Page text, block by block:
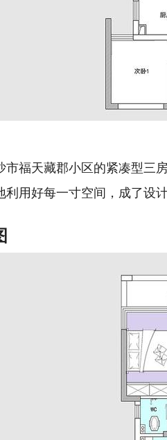
市福天藏郡小区的紧凑型三
利用好每一寸空间，成了设